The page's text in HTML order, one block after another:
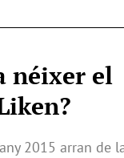
néixer el
2015 arran de